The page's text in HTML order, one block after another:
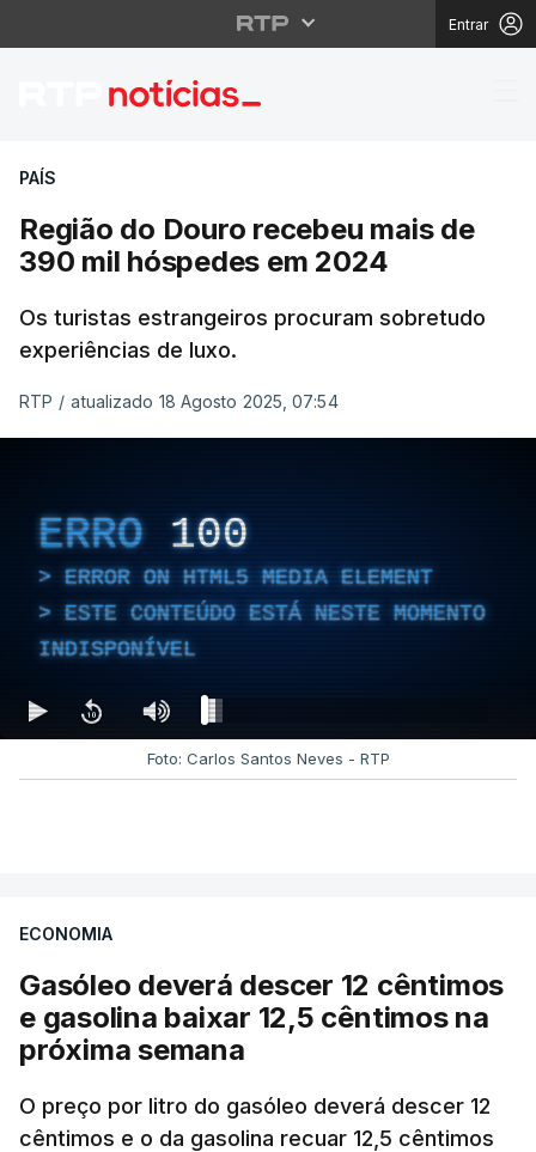
Entrar
Região do Douro
PAÍS
Região do Douro recebeu mais de
390 mil hóspedes em 2024
Os turistas estrangeiros procuram sobretudo
experiências de luxo.
RTP / atualizado 18 Agosto 2025, 07:54
ERRO 100
ERROR ON HTML5 MEDIA ELEMENT
ESTE CONTEÚDO ESTÁ NESTE MOMENTO
INDISPONÍVEL
Foto: Carlos Santos Neves - RTP
ECONOMIA
Gasóleo deverá descer 12 cêntimos
e gasolina baixar 12,5 cêntimos na
próxima semana
O preço por litro do gasóleo deverá descer 12
cêntimos e o da gasolina recuar 12,5 cêntimos